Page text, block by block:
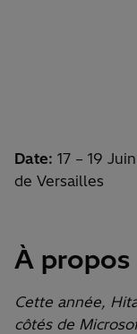
Date: 17 – 19
de Versailles
À propos
Cette année,
côtés de